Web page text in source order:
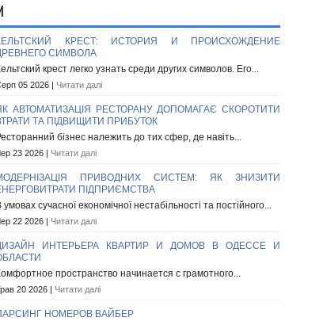
КРЕСТ: ИСТОРИЯ И ПРОИСХОЖДЕНИЕ
СИМВОЛА
крест легко узнать среди других символов. Его...
05 2026 | Читати далі
АВТОМАТИЗАЦІЯ РЕСТОРАНУ ДОПОМАГАЄ СКОРОТИТИ
ТА ПІДВИЩИТИ ПРИБУТОК
бізнес належить до тих сфер, де навіть...
23 2026 | Читати далі
ПРИВОДНИХ СИСТЕМ: ЯК ЗНИЗИТИ
ПІДПРИЄМСТВА
умовах сучасної економічної нестабільності та постійного...
22 2026 | Читати далі
ИНТЕРЬЕРА КВАРТИР И ДОМОВ В ОДЕССЕ И
пространство начинается с грамотного...
20 2026 | Читати далі
НОМЕРОВ ВАЙБЕР